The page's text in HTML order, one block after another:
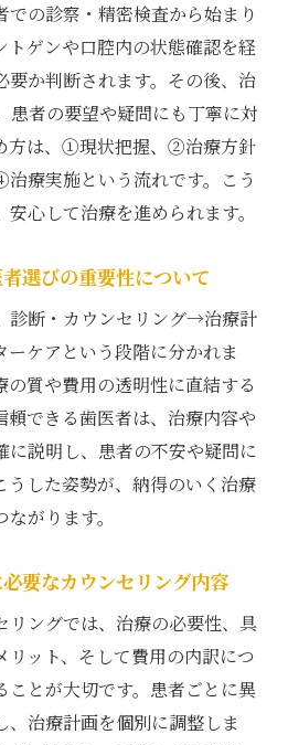
る歯を伸ばす治療の症例と
きる歯を伸ばす治療の理由
を考える際の歯医者選びの
ットと注意点
歯冠長延長術の効果と利点
たい歯冠長延長術のリスク
歯医者のアフターケアの重
歯医者で受ける前の準備ポ
たい歯冠長延長術の注意事
の透明性を解説
拡大治療費の確認ポイント
費用説明を歯医者で受ける
の診察・精密検査から始まり
トゲンや口腔内の状態確認を経
要か判断されます。その後、治
患者の要望や疑問にも丁寧に対
方は、①現状把握、②治療方針
療実施という流れです。こう
心して治療を進められます。
選びの重要性について
診断・カウンセリング→治療計
ケアという段階に分かれま
質や費用の透明性に直結する
頼できる歯医者は、治療内容や
に説明し、患者の不安や疑問に
うした姿勢が、納得のいく治療
がります。
要なカウンセリング内容
リングでは、治療の必要性、具
ット、そして費用の内訳につ
ことが大切です。患者ごとに異
、治療計画を個別に調整しま